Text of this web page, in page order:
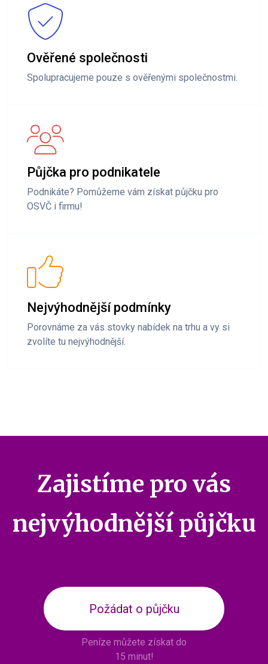
Ověřené společnosti
Spolupracujeme pouze s ověřenými společnostmi.
Půjčka pro podnikatele
Podnikáte? Pomůžeme vám získat půjčku pro
OSVČ i firmu!
Nejvýhodnější podmínky
Porovnáme za vás stovky nabídek na trhu a vy si
zvolíte tu nejvýhodnější.
Zajistíme pro vás
nejvýhodnější půjčku
Požádat o půjčku
Peníze můžete získat do
15 minut!